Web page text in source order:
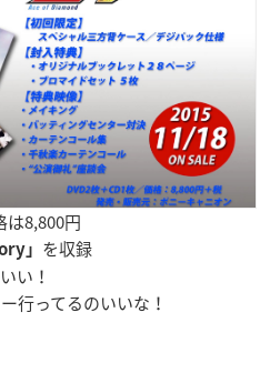
は8,800円
」 を収録
い！
行ってるのいいな！